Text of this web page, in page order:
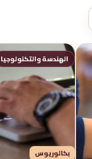
الهندسة والتكنولوجيا
بكالوريوس